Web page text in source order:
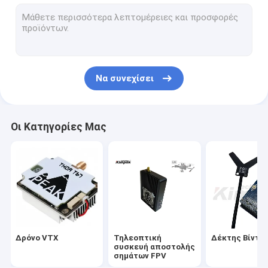
Ραδιόφωνο πλέγματος IP
Συσκευή αποστολής σημάτων COFDM IP
Ασύρματη κεραία RF
Ενισχυτής δύναμης RF
Ραδιο πομποδέκτης στοιχείων
Να συνεχίσει
Οι Κατηγορίες Μας
Δρόνο VTX
Τηλεοπτική
συσκευή αποστολής
σημάτων FPV
Δέκτης